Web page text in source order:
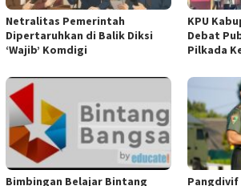
Netralitas Pemerintah
Dipertaruhkan di Balik Diksi
‘Wajib’ Komdigi
KPU
Debat
Pilkada
Bimbingan Belajar Bintang
Pangdivif